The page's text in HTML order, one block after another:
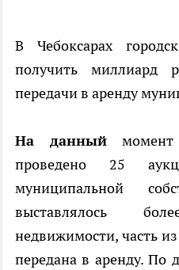
В Чебоксарах
получить миллиард
передачи в аренду
На данныймомент
проведено 25
муниципальной
выставлялось
недвижимости, часть
передана в аренду. По